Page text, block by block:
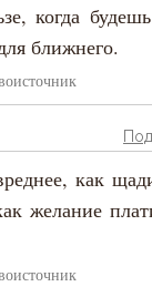
когда
ближнего.
как
желание